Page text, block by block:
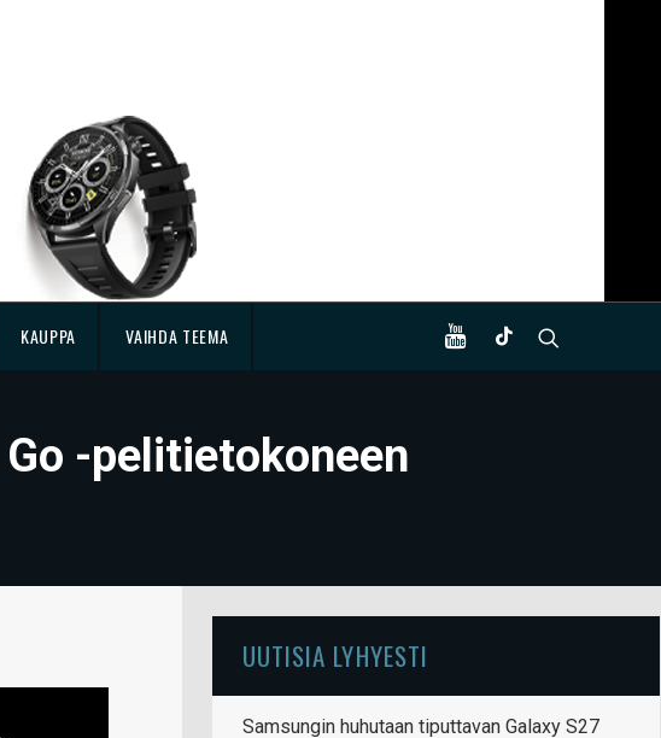
KAUPPA VAIHDA TEEMA
-pelitietokoneen
UUTISIA LYHYESTI
Samsungin huhutaan tiputtavan Galaxy S27